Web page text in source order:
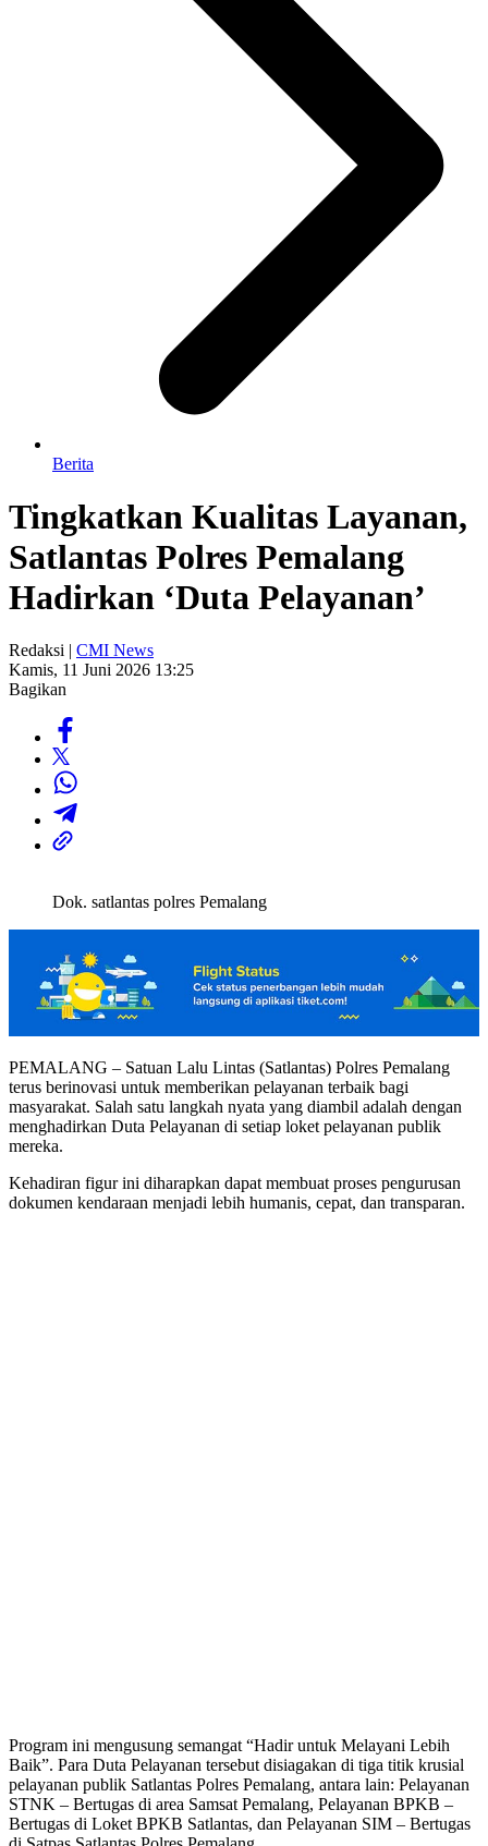
Berita
Tingkatkan Kualitas Layanan,
Satlantas Polres Pemalang
Hadirkan ‘Duta Pelayanan’
Redaksi | CMI News
Kamis, 11 Juni 2026 13:25
Bagikan
Dok. satlantas polres Pemalang
PEMALANG – Satuan Lalu Lintas (Satlantas) Polres Pemalang
terus berinovasi untuk memberikan pelayanan terbaik bagi
masyarakat. Salah satu langkah nyata yang diambil adalah dengan
menghadirkan Duta Pelayanan di setiap loket pelayanan publik
mereka.
Kehadiran figur ini diharapkan dapat membuat proses pengurusan
dokumen kendaraan menjadi lebih humanis, cepat, dan transparan.
Program ini mengusung semangat “Hadir untuk Melayani Lebih
Baik”. Para Duta Pelayanan tersebut disiagakan di tiga titik krusial
pelayanan publik Satlantas Polres Pemalang, antara lain: Pelayanan
STNK – Bertugas di area Samsat Pemalang, Pelayanan BPKB –
Bertugas di Loket BPKB Satlantas, dan Pelayanan SIM – Bertugas